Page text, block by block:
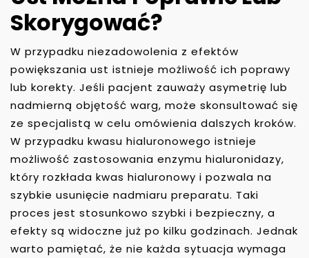
Skorygować?
W przypadku niezadowolenia z efektów
powiększania ust istnieje możliwość ich poprawy
lub korekty. Jeśli pacjent zauważy asymetrię lub
nadmierną objętość warg, może skonsultować się
ze specjalistą w celu omówienia dalszych kroków.
W przypadku kwasu hialuronowego istnieje
możliwość zastosowania enzymu hialuronidazy,
który rozkłada kwas hialuronowy i pozwala na
szybkie usunięcie nadmiaru preparatu. Taki
proces jest stosunkowo szybki i bezpieczny, a
efekty są widoczne już po kilku godzinach. Jednak
warto pamiętać, że nie każda sytuacja wymaga